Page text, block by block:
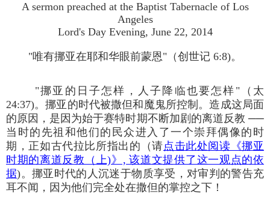
A sermon preached at the Baptist Tabernacle of Los
Angeles
Lord's Day Evening, June 22, 2014
"唯有挪亚在耶和华眼前蒙恩"（创世记 6:8)。
"挪亚的日子怎样，人子降临也要怎样"（太
24:37)。挪亚的时代被撒但和魔鬼所控制。造成这局面
的原因，是因为始于赛特时期不断加剧的离道反教 ──
当时的先祖和他们的民众进入了一个崇拜偶像的时
期，正如古代拉比所指出的（请点击此处阅读《挪亚
时期的离道反教（上)》, 该道文提供了这一观点的依
据)。挪亚时代的人沉迷于物质享受，对审判的警告充
耳不闻，因为他们完全处在撒但的掌控之下！